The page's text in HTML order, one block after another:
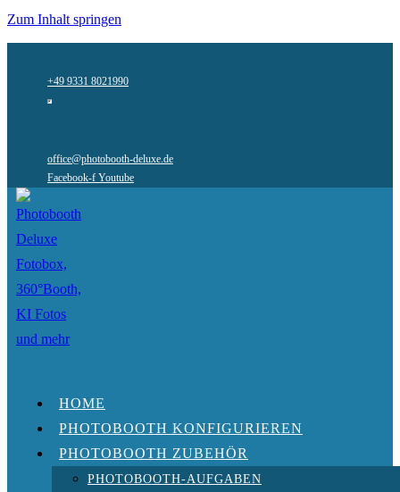
Zum Inhalt springen
+49 9331 8021990
office@photobooth-deluxe.de
Facebook-f Youtube
HOME
PHOTOBOOTH KONFIGURIEREN
PHOTOBOOTH ZUBEHÖR
PHOTOBOOTH-AUFGABEN